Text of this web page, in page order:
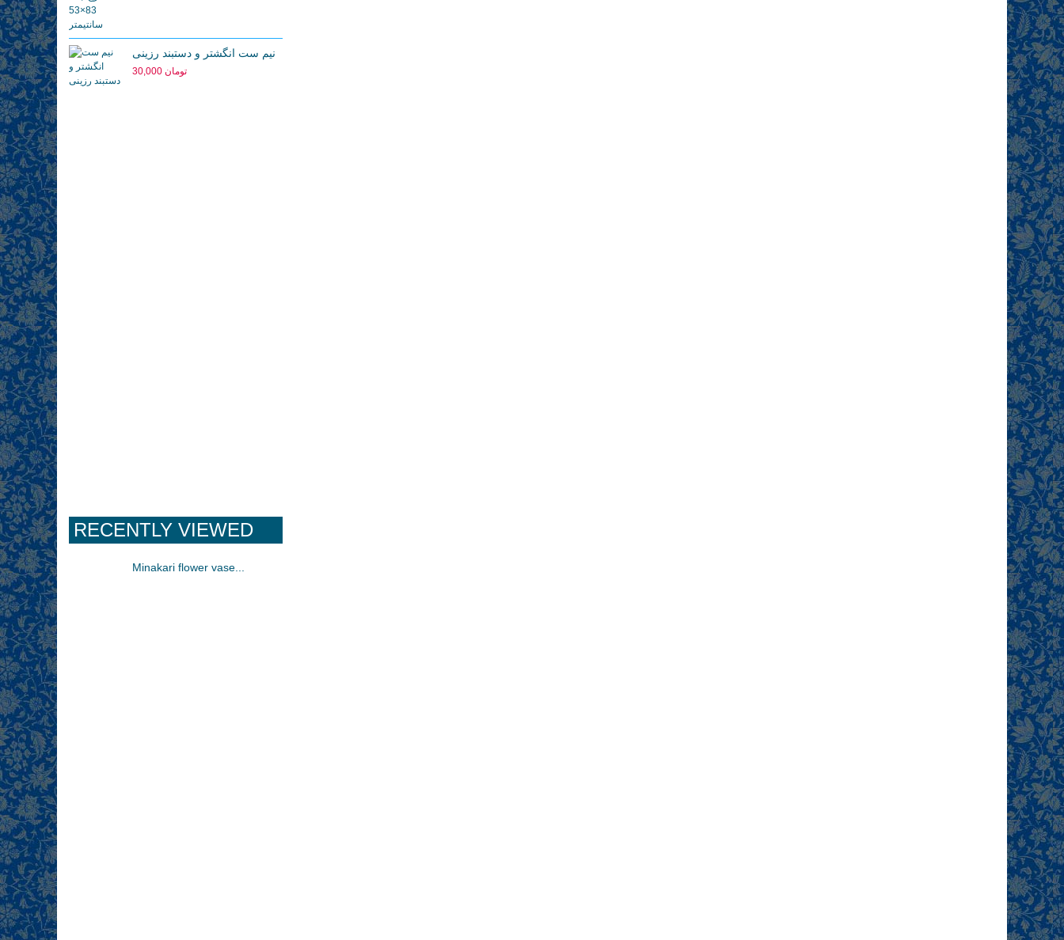
نیم ست انگشتر و دستبند رزینی
30,000 تومان
RECENTLY VIEWED
Minakari flower vase...